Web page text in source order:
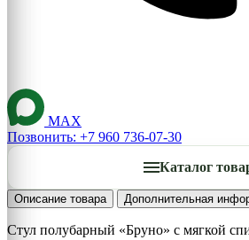
MAX
Позвонить: +7 960 736-07-30
Каталог
Описание товара Дополнительная
Стул полубарный «Бруно» с мягкой